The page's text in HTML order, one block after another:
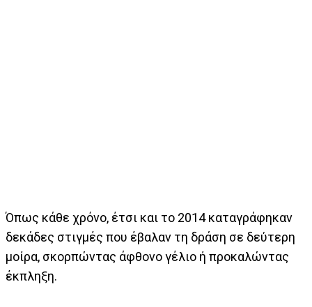
Όπως κάθε χρόνο, έτσι και το 2014 καταγράφηκαν
δεκάδες στιγμές που έβαλαν τη δράση σε δεύτερη
μοίρα, σκορπώντας άφθονο γέλιο ή προκαλώντας
έκπληξη.